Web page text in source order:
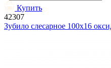
Купить
42307
Зубило слесарное 100х16